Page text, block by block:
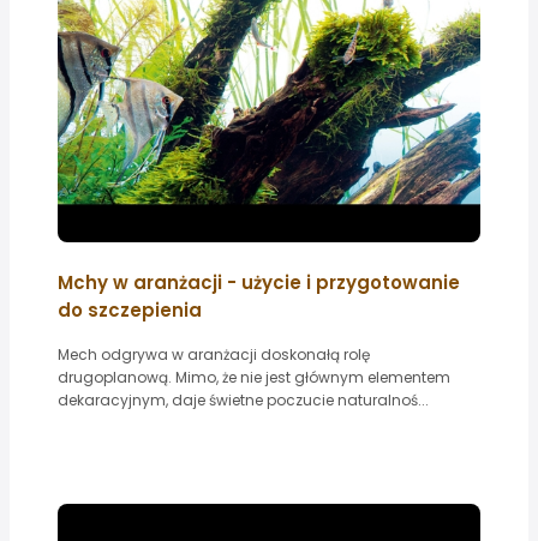
Mchy w aranżacji - użycie i przygotowanie
do szczepienia
Mech odgrywa w aranżacji doskonałą rolę
drugoplanową. Mimo, że nie jest głównym elementem
dekaracyjnym, daje świetne poczucie naturalnoś...